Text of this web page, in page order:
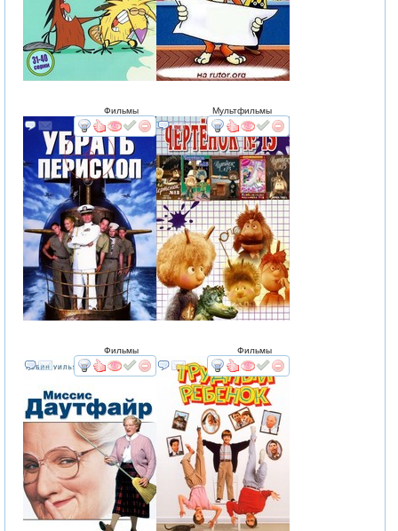
Фильмы
смотретьинтересует
Мультфильмы
смотретьинтересует
Фильмы
смотретьинтересует
Фильмы
смотретьинтересует